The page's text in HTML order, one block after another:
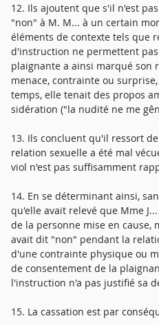
12. Ils ajoutent que s'il n'est
"non" à M. M... à un certain
éléments de contexte tels que
d'instruction ne permettent
plaignante a ainsi marqué son
menace, contrainte ou
temps, elle tenait des propos
sidération ("la nudité ne me
13. Ils concluent qu'il ressort
relation sexuelle a été mal
viol n'est pas suffisamment
14. En se déterminant ainsi,
qu'elle avait relevé que Mme
de la personne mise en cause,
avait dit "non" pendant la
d'une contrainte physique ou
de consentement de la
l'instruction n'a pas justifié sa
15. La cassation est par